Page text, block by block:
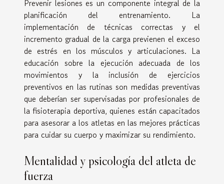
Prevenir lesiones es un componente integral de la
planificación del entrenamiento. La
implementación de técnicas correctas y el
incremento gradual de la carga previenen el exceso
de estrés en los músculos y articulaciones. La
educación sobre la ejecución adecuada de los
movimientos y la inclusión de ejercicios
preventivos en las rutinas son medidas preventivas
que deberían ser supervisadas por profesionales de
la fisioterapia deportiva, quienes están capacitados
para asesorar a los atletas en las mejores prácticas
para cuidar su cuerpo y maximizar su rendimiento.
Mentalidad y psicología del atleta de
fuerza